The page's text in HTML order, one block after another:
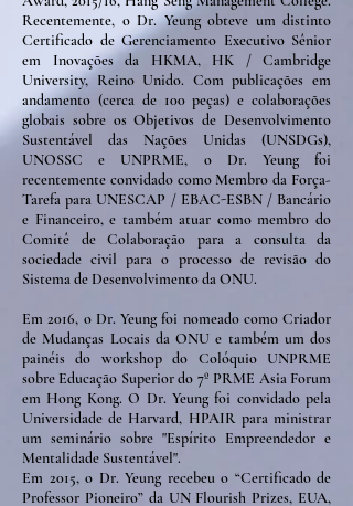
Recentemente, o Dr. Yeung obteve um distinto
Certificado de Gerenciamento Executivo Sênior
em Inovações da HKMA, HK / Cambridge
University, Reino Unido. Com publicações em
andamento (cerca de 100 peças) e colaborações
globais sobre os Objetivos de Desenvolvimento
Sustentável das Nações Unidas (UNSDGs),
UNOSSC e UNPRME, o Dr. Yeung foi
recentemente convidado como Membro da Força-
Tarefa para UNESCAP / EBAC-ESBN / Bancário
e Financeiro, e também atuar como membro do
Comitê de Colaboração para a consulta da
sociedade civil para o processo de revisão do
Sistema de Desenvolvimento da ONU.
Em 2016, o Dr. Yeung foi nomeado como Criador
de Mudanças Locais da ONU e também um dos
painéis do workshop do Colóquio UNPRME
sobre Educação Superior do 7º PRME Asia Forum
em Hong Kong. O Dr. Yeung foi convidado pela
Universidade de Harvard, HPAIR para ministrar
um seminário sobre "Espírito Empreendedor e
Mentalidade Sustentável".
Em 2015, o Dr. Yeung recebeu o “Certificado de
Professor Pioneiro” da UN Flourish Prizes, EUA,